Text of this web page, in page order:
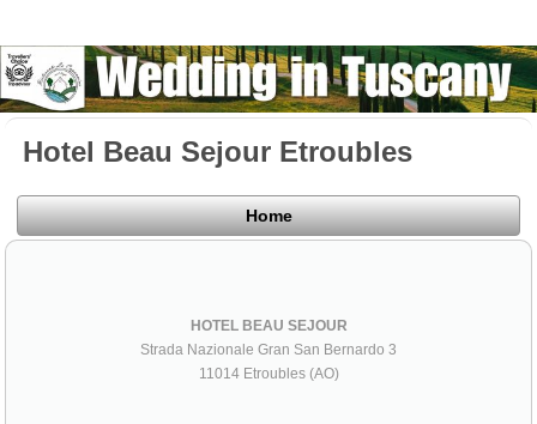
Hotel Beau Sejour Etroubles
Home
HOTEL BEAU SEJOUR
Strada Nazionale Gran San Bernardo 3
11014 Etroubles (AO)